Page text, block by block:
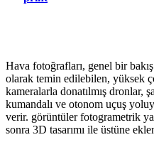
Hava fotoğrafları, genel bir
olarak temin edilebilen, yüksek
kameralarla donatılmış dronlar,
kumandalı ve otonom uçuş
verir. görüntüler fotogrametrik
sonra 3D tasarımı ile üstüne